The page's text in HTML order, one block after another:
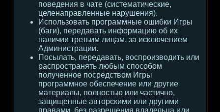
поведения в чате (систематические,
целенаправленные нарушения).
Использовать программные ошибки Игры
(баги), передавать информацию об их
наличии третьим лицам, за исключением
Администрации.
Посылать, передавать, воспроизводить или
распространять любым способом
полученное посредством Игры
программное обеспечение или другие
материалы, полностью или частично,
защищенные авторскими или другими
правами, без разрешения владельца или